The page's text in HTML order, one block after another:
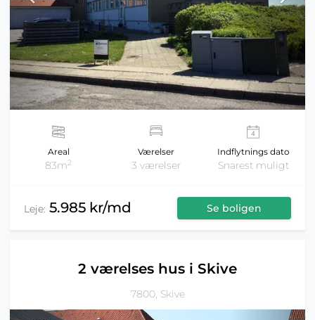
Areal
83m2
Værelser
3 værelser
Indflytnings dato
Snarest muligt
Leje: 5.985 kr/md Se boligen
2 værelses hus i Skive
7800, Skive